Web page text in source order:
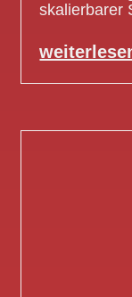
skalierbarer